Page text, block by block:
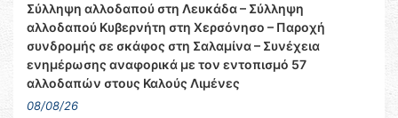
Σύλληψη αλλοδαπού στη Λευκάδα – Σύλληψη
αλλοδαπού Κυβερνήτη στη Χερσόνησο – Παροχή
συνδρομής σε σκάφος στη Σαλαμίνα – Συνέχεια
ενημέρωσης αναφορικά με τον εντοπισμό 57
αλλοδαπών στους Καλούς Λιμένες
08/08/26